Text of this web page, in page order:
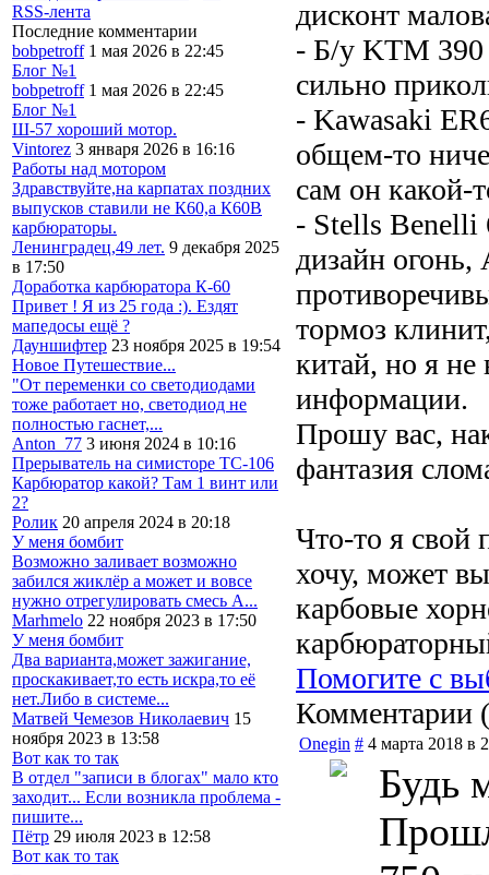
RSS-лента
Последние комментарии
bobpetroff1 мая 2026 в 22:45
Блог №1
bobpetroff1 мая 2026 в 22:45
Блог №1
Ш-57 хороший мотор.
Vintorez 3 января 2026 в 16:16
Работы над мотором
Здравствуйте,на карпатах поздних
выпусков ставили не К60,а К60В
карбюраторы.
Ленинградец,49 лет. 9 декабря 2025
в 17:50
Доработка карбюратора К-60
Привет ! Я из 25 года :). Ездят
мапедосы ещё ?
Дауншифтер 23 ноября 2025 в 19:54
Новое Путешествие...
"От переменки со светодиодами
тоже работает но, светодиод не
полностью гаснет,...
Anton_77 3 июня 2024 в 10:16
Прерыватель на симисторе ТС-106
Карбюратор какой? Там 1 винт или
2?
Ролик 20 апреля 2024 в 20:18
У меня бомбит
Возможно заливает возможно
забился жиклёр а может и вовсе
нужно отрегулировать смесь А...
Marhmelo 22 ноября 2023 в 17:50
У меня бомбит
Два варианта,может зажигание,
проскакивает,то есть искра,то её
нет.Либо в системе...
Матвей Чемезов Николаевич 15
ноября 2023 в 13:58
Вот как то так
В отдел "записи в блогах" мало кто
заходит... Если возникла проблема -
пишите...
Пётр 29 июля 2023 в 12:58
Вот как то так
дисконт
- Б/у KTM 390
сильно
- Kawasaki
общем-то
сам он
- Stells Benelli
дизайн огонь,
тормоз
китай, но я не
информации.
Прошу вас,
фантазия
Что-то я свой
хочу, может
карбовые
Помогите с
Комментарии (
Onegin # 4 марта 2018 в
Будь